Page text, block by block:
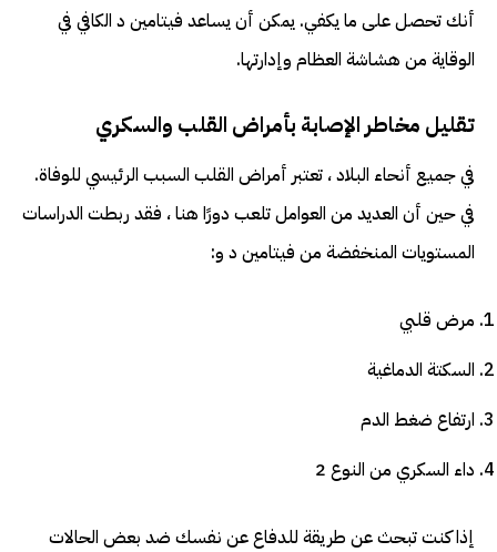
أنك تحصل على ما يكفي. يمكن أن يساعد فيتامين د الكافي في
الوقاية من هشاشة العظام وإدارتها.
تقليل مخاطر الإصابة بأمراض القلب والسكري
في جميع أنحاء البلاد ، تعتبر أمراض القلب السبب الرئيسي للوفاة.
في حين أن العديد من العوامل تلعب دورًا هنا ، فقد ربطت الدراسات
المستويات المنخفضة من فيتامين د و:
مرض قلبي
السكتة الدماغية
ارتفاع ضغط الدم
داء السكري من النوع 2
إذا كنت تبحث عن طريقة للدفاع عن نفسك ضد بعض الحالات